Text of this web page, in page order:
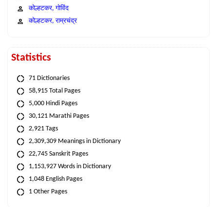
कोल्हटकर, गोविंद
कोल्हटकर, राम्रचंद्र
Statistics
71 Dictionaries
58,915 Total Pages
5,000 Hindi Pages
30,121 Marathi Pages
2,921 Tags
2,309,309 Meanings in Dictionary
22,745 Sanskrit Pages
1,153,927 Words in Dictionary
1,048 English Pages
1 Other Pages